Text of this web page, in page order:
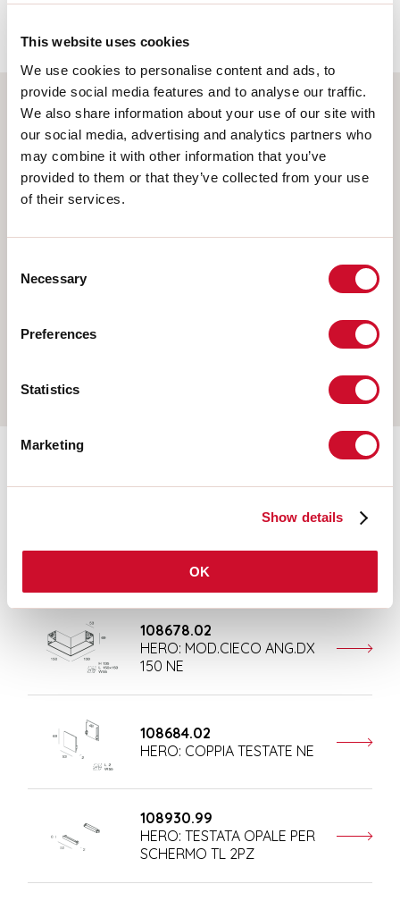
This website uses cookies
We use cookies to personalise content and ads, to
provide social media features and to analyse our traffic.
We also share information about your use of our site with
our social media, advertising and analytics partners who
may combine it with other information that you’ve
provided to them or that they’ve collected from your use
of their services.
Selection
Necessary
Preferences
Statistics
Marketing
Show details
OK
Elige tu producto
EMPOTRABLE EN PLADUR
HERO: MOD.CIECO 250 NE
108678.02
HERO: MOD.CIECO ANG.DX
150 NE
108684.02
HERO: COPPIA TESTATE NE
108930.99
HERO: TESTATA OPALE PER
SCHERMO TL 2PZ